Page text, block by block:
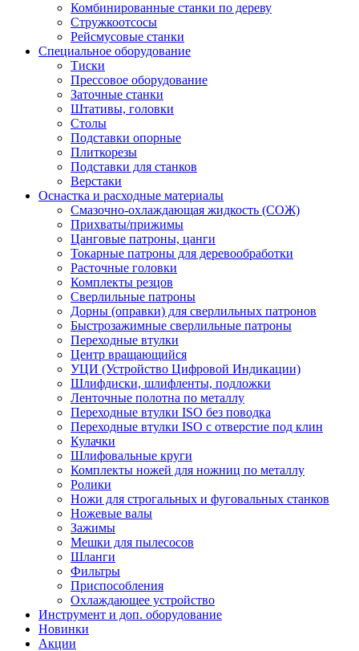
Комбинированные станки по дереву
Стружкоотсосы
Рейсмусовые станки
Специальное оборудование
Тиски
Прессовое оборудование
Заточные станки
Штативы, головки
Столы
Подставки опорные
Плиткорезы
Подставки для станков
Верстаки
Оснастка и расходные материалы
Смазочно-охлаждающая жидкость (СОЖ)
Прихваты/прижимы
Цанговые патроны, цанги
Токарные патроны для деревообработки
Расточные головки
Комплекты резцов
Сверлильные патроны
Дорны (оправки) для сверлильных патронов
Быстрозажимные сверлильные патроны
Переходные втулки
Центр вращающийся
УЦИ (Устройство Цифровой Индикации)
Шлифдиски, шлифленты, подложки
Ленточные полотна по металлу
Переходные втулки ISO без поводка
Переходные втулки ISO с отверстие под клин
Кулачки
Шлифовальные круги
Комплекты ножей для ножниц по металлу
Ролики
Ножи для строгальных и фуговальных станков
Ножевые валы
Зажимы
Мешки для пылесосов
Шланги
Фильтры
Приспособления
Охлаждающее устройство
Инструмент и доп. оборудование
Новинки
Акции